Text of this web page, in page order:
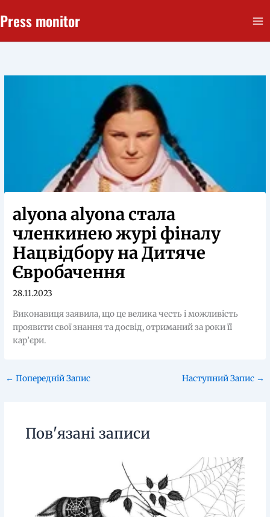
до
Press monitor
alyona alyona стала
членкинею журі фіналу
Нацвідбору на Дитяче
Євробачення
28.11.2023
Виконавиця заявила, що це велика честь і можливість
проявити свої знання та досвід, отриманий за роки її
кар’єри.
← Попередній Запис Наступний Запис →
Пов'язані записи